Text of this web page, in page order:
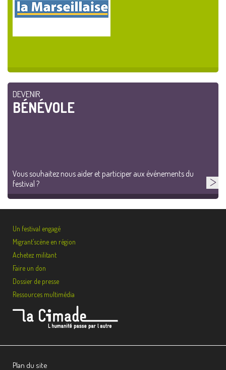
DEVENIR
BÉNÉVOLE
Vous souhaitez nous aider et participer aux événements du
festival ?
Un festival engagé
Migrant’scène en région
Achetez militant
Faire un don
Dossier de presse
Ressources multimédia
Plan du site